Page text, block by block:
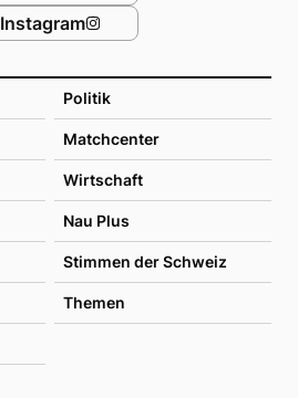
Politik
Matchcenter
Wirtschaft
Nau Plus
Stimmen der Schweiz
Themen
Instagram